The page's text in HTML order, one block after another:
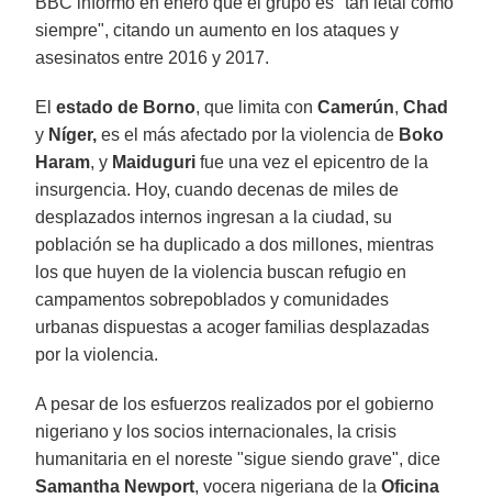
siempre", citando un aumento en los ataques y
asesinatos entre 2016 y 2017.
Elestado de Borno, que limita conCamerún,Chad
y Níger, es el más afectado por la violencia de Boko
Haram, y Maiduguri fue una vez el epicentro de la
insurgencia. Hoy, cuando decenas de miles de
desplazados internos ingresan a la ciudad, su
población se ha duplicado a dos millones, mientras
los que huyen de la violencia buscan refugio en
campamentos sobrepoblados y comunidades
urbanas dispuestas a acoger familias desplazadas
por la violencia.
A pesar de los esfuerzos realizados por el gobierno
nigeriano y los socios internacionales, la crisis
humanitaria en el noreste "sigue siendo grave", dice
Samantha Newport, vocera nigeriana de laOficina